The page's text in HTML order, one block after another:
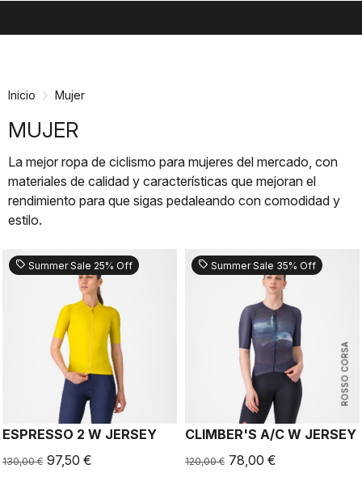
navegación
Inicio Mujer
MUJER
La mejor ropa de ciclismo para mujeres del mercado, con
materiales de calidad y características que mejoran el
rendimiento para que sigas pedaleando con comodidad y
estilo.
sell Summer Sale 25% Off
ESPRESSO 2 W JERSEY
130,00 € 97,50 €
ROSSO CORSA
sell Summer Sale 35% Off
CLIMBER'S A/C W JERSEY
120,00 € 78,00 €